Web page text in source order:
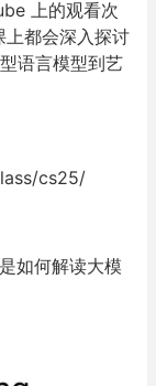
上的观看次
上都会深入探讨
语言模型到艺
cs25/
如何解读大模